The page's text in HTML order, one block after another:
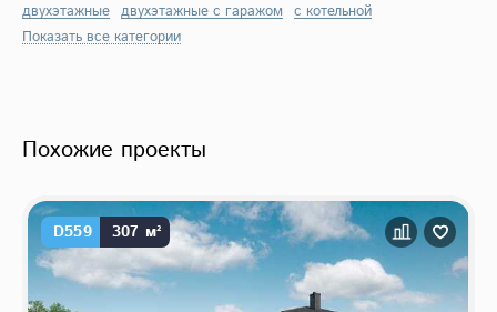
двухэтажные двухэтажные с гаражом с котельной
Показать все категории
Похожие проекты
D559 307 м²